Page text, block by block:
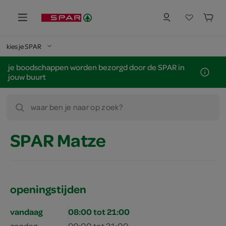
kies je SPAR
je boodschappen worden bezorgd door de SPAR in
jouw buurt
waar ben je naar op zoek?
SPAR Matze
openingstijden
vandaag 08:00 tot 21:00